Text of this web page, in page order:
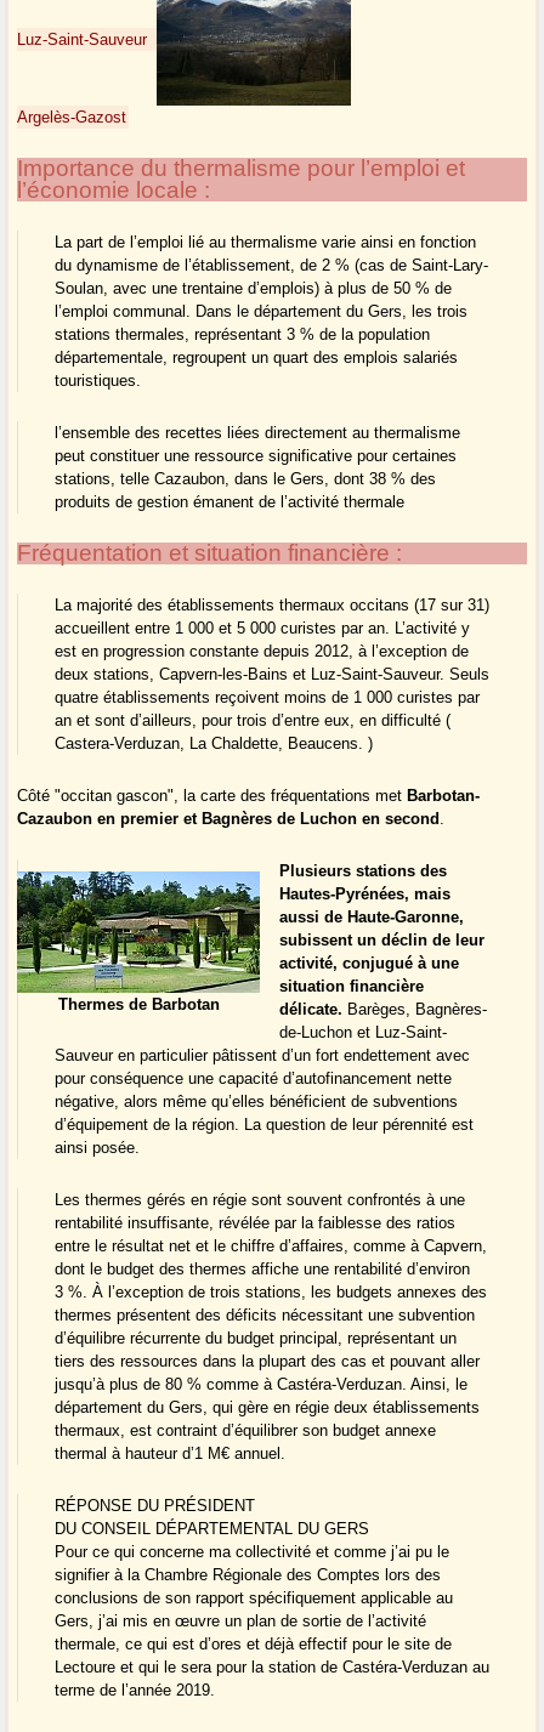
Luz-Saint-Sauveur
Argelès-Gazost
Importance du thermalisme pour l’emploi et
l’économie locale :
La part de l’emploi lié au thermalisme varie ainsi en fonction
du dynamisme de l’établissement, de 2 % (cas de Saint-Lary-
Soulan, avec une trentaine d’emplois) à plus de 50 % de
l’emploi communal. Dans le département du Gers, les trois
stations thermales, représentant 3 % de la population
départementale, regroupent un quart des emplois salariés
touristiques.
l’ensemble des recettes liées directement au thermalisme
peut constituer une ressource significative pour certaines
stations, telle Cazaubon, dans le Gers, dont 38 % des
produits de gestion émanent de l’activité thermale
Fréquentation et situation financière :
La majorité des établissements thermaux occitans (17 sur 31)
accueillent entre 1 000 et 5 000 curistes par an. L’activité y
est en progression constante depuis 2012, à l’exception de
deux stations, Capvern-les-Bains et Luz-Saint-Sauveur. Seuls
quatre établissements reçoivent moins de 1 000 curistes par
an et sont d’ailleurs, pour trois d’entre eux, en difficulté (
Castera-Verduzan, La Chaldette, Beaucens. )
Côté "occitan gascon", la carte des fréquentations met Barbotan-
Cazaubon en premier et Bagnères de Luchon en second .
Thermes de Barbotan
Plusieurs stations des
Hautes-Pyrénées, mais
aussi de Haute-Garonne,
subissent un déclin de leur
activité, conjugué à une
situation financière
délicate. Barèges, Bagnères-
de-Luchon et Luz-Saint-
Sauveur en particulier pâtissent d’un fort endettement avec
pour conséquence une capacité d’autofinancement nette
négative, alors même qu’elles bénéficient de subventions
d’équipement de la région. La question de leur pérennité est
ainsi posée.
Les thermes gérés en régie sont souvent confrontés à une
rentabilité insuffisante, révélée par la faiblesse des ratios
entre le résultat net et le chiffre d’affaires, comme à Capvern,
dont le budget des thermes affiche une rentabilité d’environ
3 %. À l’exception de trois stations, les budgets annexes des
thermes présentent des déficits nécessitant une subvention
d’équilibre récurrente du budget principal, représentant un
tiers des ressources dans la plupart des cas et pouvant aller
jusqu’à plus de 80 % comme à Castéra-Verduzan. Ainsi, le
département du Gers, qui gère en régie deux établissements
thermaux, est contraint d’équilibrer son budget annexe
thermal à hauteur d’1 M€ annuel.
RÉPONSE DU PRÉSIDENT
DU CONSEIL DÉPARTEMENTAL DU GERS
Pour ce qui concerne ma collectivité et comme j’ai pu le
signifier à la Chambre Régionale des Comptes lors des
conclusions de son rapport spécifiquement applicable au
Gers, j’ai mis en œuvre un plan de sortie de l’activité
thermale, ce qui est d’ores et déjà effectif pour le site de
Lectoure et qui le sera pour la station de Castéra-Verduzan au
terme de l’année 2019.